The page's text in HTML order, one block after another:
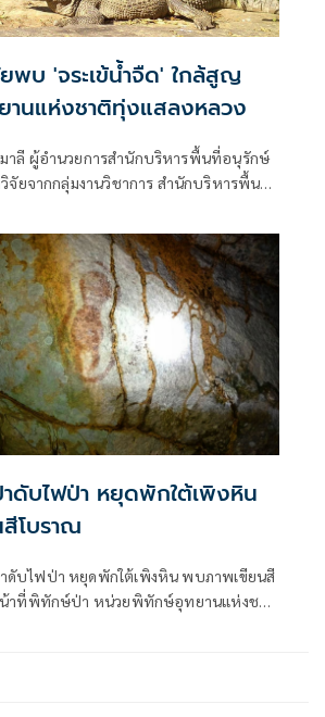
พบ 'จระเข้น้ำจืด' ใกล้สูญ
านแห่งชาติทุ่งแสลงหลวง
มาลี ผู้อำนวยการสำนักบริหารพื้นที่อนุรักษ์
จัยจากกลุ่มงานวิชาการ สำนักบริหารพื้นที่
การ หัวหน้าโ
ดับไฟป่า หยุดพักใต้เพิงหิน
โบราณ
บไฟป่า หยุดพักใต้เพิงหิน พบภาพเขียนสี
น้าที่พิทักษ์ป่า หน่วยพิทักษ์อุทยานแห่งชาติ